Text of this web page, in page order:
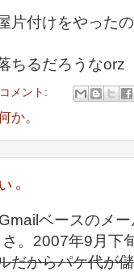
片付けをやった
ちるだろうなorz
メント:
か。
。
ベースのメ
。2007年9月下
だからパケ代が